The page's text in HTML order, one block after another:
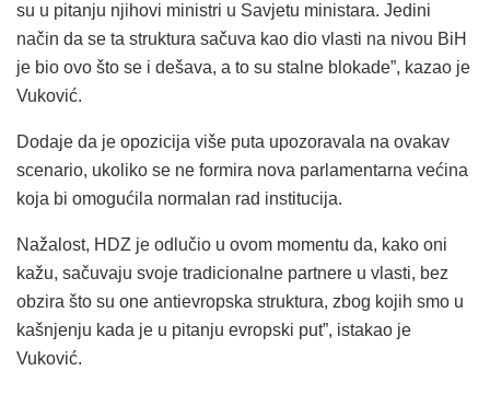
su u pitanju njihovi ministri u Savjetu ministara. Jedini
način da se ta struktura sačuva kao dio vlasti na nivou BiH
je bio ovo što se i dešava, a to su stalne blokade”, kazao je
Vuković.
Dodaje da je opozicija više puta upozoravala na ovakav
scenario, ukoliko se ne formira nova parlamentarna većina
koja bi omogućila normalan rad institucija.
Nažalost, HDZ je odlučio u ovom momentu da, kako oni
kažu, sačuvaju svoje tradicionalne partnere u vlasti, bez
obzira što su one antievropska struktura, zbog kojih smo u
kašnjenju kada je u pitanju evropski put”, istakao je
Vuković.